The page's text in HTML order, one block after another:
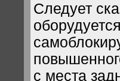
Следует
с места